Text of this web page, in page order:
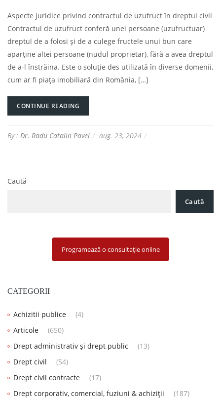
Aspecte juridice privind contractul de uzufruct în dreptul civil
Contractul de uzufruct conferă unei persoane (uzufructuar)
dreptul de a folosi și de a culege fructele unui bun care
aparține altei persoane (nudul proprietar), fără a avea dreptul
de a-l înstrăina. Este o soluție des utilizată în diverse domenii,
cum ar fi piața imobiliară din România, […]
CONTINUE READING
By : Dr. Radu Catalin Pavel aug. 23, 2024
Caută
Caută
Programează o consultație online
CATEGORII
Achizitii publice
(4)
Articole
(650)
Drept administrativ și drept public
(13)
Drept civil
(54)
Drept civil contracte
(17)
Drept corporativ, comercial, fuziuni & achiziții
(187)